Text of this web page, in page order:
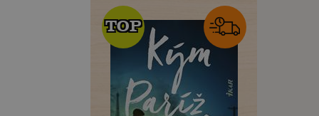
TOP
TOP